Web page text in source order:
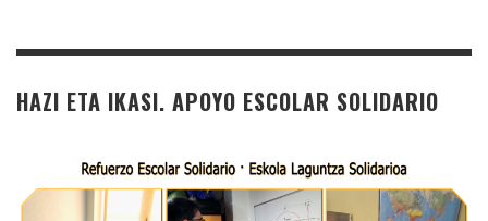
HAZI ETA IKASI. APOYO ESCOLAR SOLIDARIO